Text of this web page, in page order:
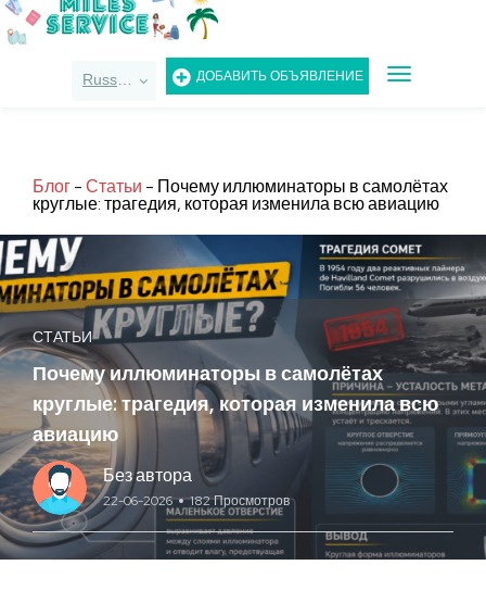
ДОБАВИТЬ ОБЪЯВЛЕНИЕ
TOGGLE
Блог-Статьи - Почему иллюминаторы в самолётах
круглые: трагедия, которая изменила всю авиацию
СТАТЬИ
Почему иллюминаторы в самолётах
круглые: трагедия, которая изменила всю
авиацию
Без автора
22-06-2026 182 Просмотров